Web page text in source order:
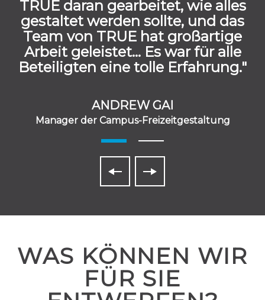
TRUE daran gearbeitet, wie alles
gestaltet werden sollte, und das
Team von TRUE hat großartige
Arbeit geleistet... Es war für alle
Beteiligten eine tolle Erfahrung."
ANDREW GAI
Manager der Campus-Freizeitgestaltung
WAS KÖNNEN WIR
FÜR SIE